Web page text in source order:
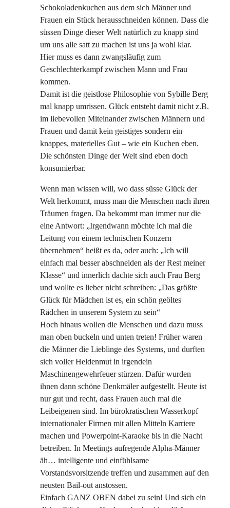
Schokoladenkuchen aus dem sich Männer und
Frauen ein Stück herausschneiden können. Dass die
süssen Dinge dieser Welt natürlich zu knapp sind
um uns alle satt zu machen ist uns ja wohl klar.
Hier muss es dann zwangsläufig zum
Geschlechterkampf zwischen Mann und Frau
kommen.
Damit ist die geistlose Philosophie von Sybille Berg
mal knapp umrissen. Glück entsteht damit nicht z.B.
im liebevollen Miteinander zwischen Männern und
Frauen und damit kein geistiges sondern ein
knappes, materielles Gut – wie ein Kuchen eben.
Die schönsten Dinge der Welt sind eben doch
konsumierbar.
Wenn man wissen will, wo dass süsse Glück der
Welt herkommt, muss man die Menschen nach ihren
Träumen fragen. Da bekommt man immer nur die
eine Antwort: „Irgendwann möchte ich mal die
Leitung von einem technischen Konzern
übernehmen“ heißt es da, oder auch: „Ich will
einfach mal besser abschneiden als der Rest meiner
Klasse“ und innerlich dachte sich auch Frau Berg
und wollte es lieber nicht schreiben: „Das größte
Glück für Mädchen ist es, ein schön geöltes
Rädchen in unserem System zu sein“
Hoch hinaus wollen die Menschen und dazu muss
man oben buckeln und unten treten! Früher waren
die Männer die Lieblinge des Systems, und durften
sich voller Heldenmut in irgendein
Maschinengewehrfeuer stürzen. Dafür wurden
ihnen dann schöne Denkmäler aufgestellt. Heute ist
nur gut und recht, dass Frauen auch mal die
Leibeigenen sind. Im bürokratischen Wasserkopf
internationaler Firmen mit allen Mitteln Karriere
machen und Powerpoint-Karaoke bis in die Nacht
betreiben. In Meetings aufregende Alpha-Männer
äh… intelligente und einfühlsame
Vorstandsvorsitzende treffen und zusammen auf den
neusten Bail-out anstossen.
Einfach GANZ OBEN dabei zu sein! Und sich ein